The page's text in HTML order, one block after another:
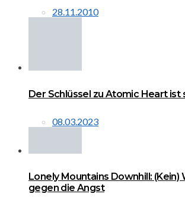
28.11.2010
Der Schlüssel zu Atomic Heart ist
08.03.2023
Lonely Mountains Downhill: (Kein)
gegen die Angst